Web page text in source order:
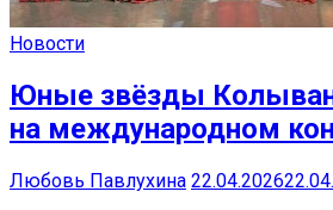
Новости
Юные звёзды
на международном
Любовь Павлухина 22.04.2026